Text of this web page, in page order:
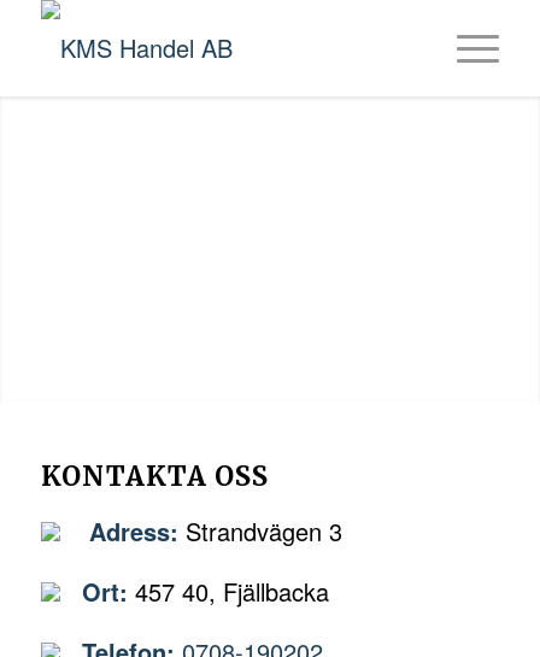
KONTAKTA OSS
Adress: Strandvägen 3
Ort: 457 40, Fjällbacka